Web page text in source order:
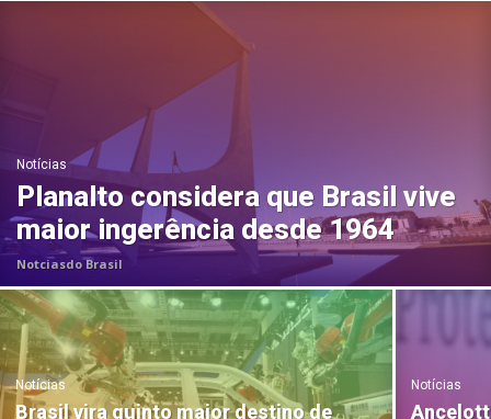
Notícias
Planalto considera que Brasil vive
maior ingerência desde 1964
Notciasdo Brasil
Notícias
Brasil vira quinto maior destino de
Notícias